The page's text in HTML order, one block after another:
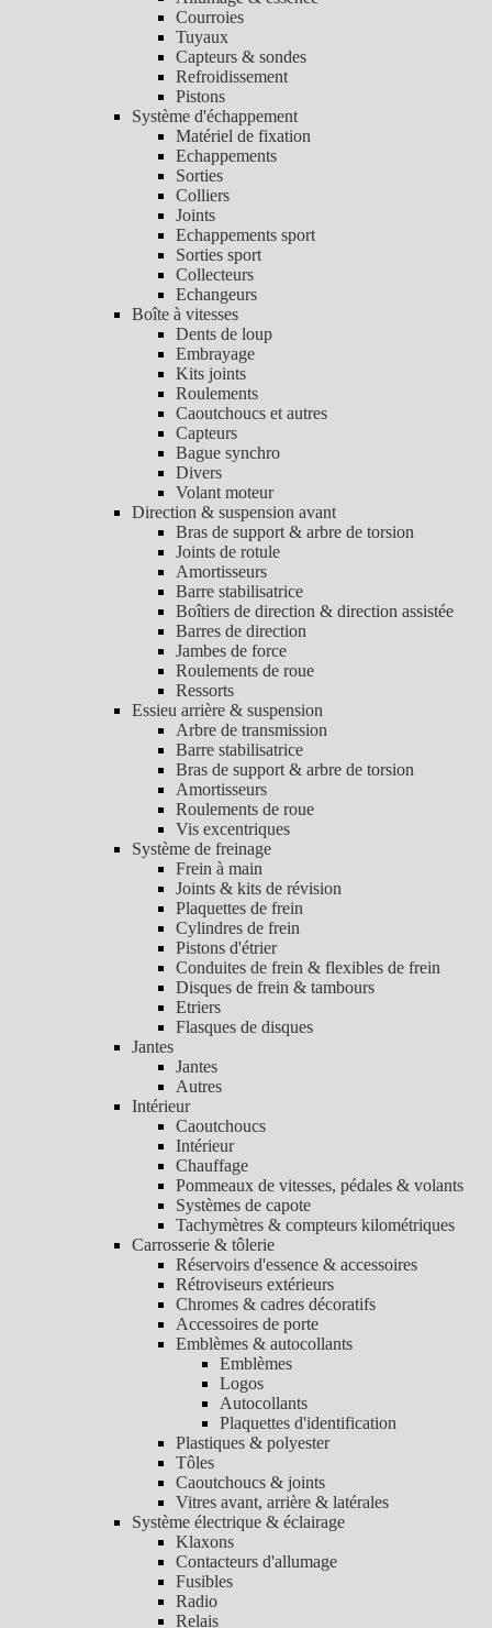
Courroies
Tuyaux
Capteurs & sondes
Refroidissement
Pistons
Système d'échappement
Matériel de fixation
Echappements
Sorties
Colliers
Joints
Echappements sport
Sorties sport
Collecteurs
Echangeurs
Boîte à vitesses
Dents de loup
Embrayage
Kits joints
Roulements
Caoutchoucs et autres
Capteurs
Bague synchro
Divers
Volant moteur
Direction & suspension avant
Bras de support & arbre de torsion
Joints de rotule
Amortisseurs
Barre stabilisatrice
Boîtiers de direction & direction assistée
Barres de direction
Jambes de force
Roulements de roue
Ressorts
Essieu arrière & suspension
Arbre de transmission
Barre stabilisatrice
Bras de support & arbre de torsion
Amortisseurs
Roulements de roue
Vis excentriques
Système de freinage
Frein à main
Joints & kits de révision
Plaquettes de frein
Cylindres de frein
Pistons d'étrier
Conduites de frein & flexibles de frein
Disques de frein & tambours
Etriers
Flasques de disques
Jantes
Jantes
Autres
Intérieur
Caoutchoucs
Intérieur
Chauffage
Pommeaux de vitesses, pédales & volants
Systèmes de capote
Tachymètres & compteurs kilométriques
Carrosserie & tôlerie
Réservoirs d'essence & accessoires
Rétroviseurs extérieurs
Chromes & cadres décoratifs
Accessoires de porte
Emblèmes & autocollants
Emblèmes
Logos
Autocollants
Plaquettes d'identification
Plastiques & polyester
Tôles
Caoutchoucs & joints
Vitres avant, arrière & latérales
Système électrique & éclairage
Klaxons
Contacteurs d'allumage
Fusibles
Radio
Relais